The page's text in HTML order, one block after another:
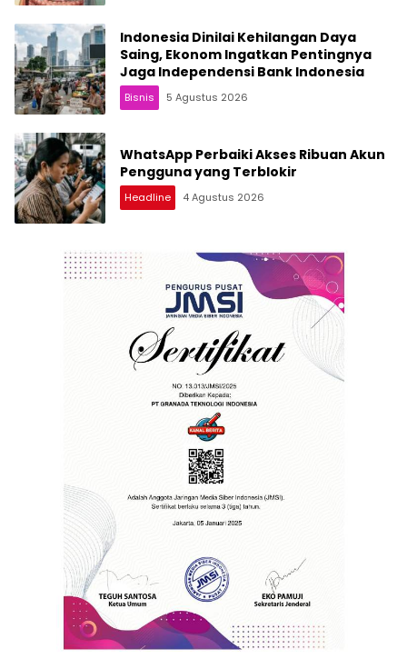
Indonesia Dinilai Kehilangan Daya
Saing, Ekonom Ingatkan Pentingnya
Jaga Independensi Bank Indonesia
Bisnis 5 Agustus 2026
WhatsApp Perbaiki Akses Ribuan Akun
Pengguna yang Terblokir
Headline 4 Agustus 2026